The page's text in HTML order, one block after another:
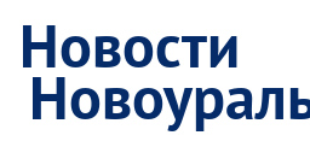
Новости